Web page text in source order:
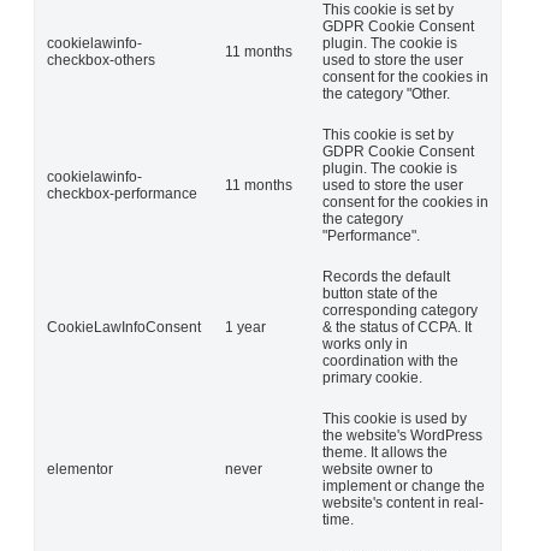
cookielawinfo-
checkbox-others
11 months
This cookie is set by
GDPR Cookie Consent
plugin. The cookie is
used to store the user
consent for the cookies in
the category "Other.
cookielawinfo-
checkbox-performance
11 months
This cookie is set by
GDPR Cookie Consent
plugin. The cookie is
used to store the user
consent for the cookies in
the category
"Performance".
CookieLawInfoConsent 1 year
Records the default
button state of the
corresponding category
& the status of CCPA. It
works only in
coordination with the
primary cookie.
elementor never
This cookie is used by
the website's WordPress
theme. It allows the
website owner to
implement or change the
website's content in real-
time.